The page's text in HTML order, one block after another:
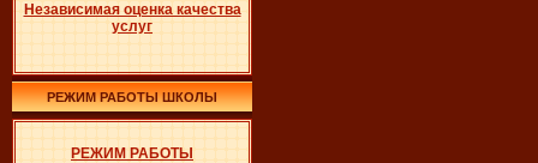
Независимая оценка качества
услуг
РЕЖИМ РАБОТЫ ШКОЛЫ
РЕЖИМ РАБОТЫ